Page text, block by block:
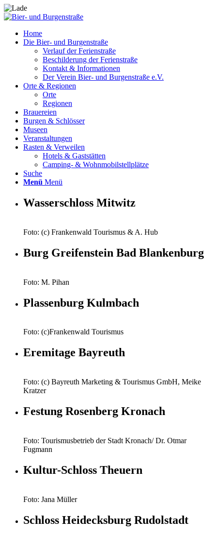
Home
Die Bier- und Burgenstraße
Verlauf der Ferienstraße
Beschilderung der Ferienstraße
Kontakt & Informationen
Der Verein Bier- und Burgenstraße e.V.
Orte & Regionen
Orte
Regionen
Brauereien
Burgen & Schlösser
Museen
Veranstaltungen
Rasten & Verweilen
Hotels & Gaststätten
Camping- & Wohnmobilstellplätze
Suche
Menü Menü
Wasserschloss Mitwitz
Foto: (c) Frankenwald Tourismus & A. Hub
Burg Greifenstein Bad Blankenburg
Foto: M. Pihan
Plassenburg Kulmbach
Foto: (c)Frankenwald Tourismus
Eremitage Bayreuth
Foto: (c) Bayreuth Marketing & Tourismus GmbH, Meike
Kratzer
Festung Rosenberg Kronach
Foto: Tourismusbetrieb der Stadt Kronach/ Dr. Otmar
Fugmann
Kultur-Schloss Theuern
Foto: Jana Müller
Schloss Heidecksburg Rudolstadt